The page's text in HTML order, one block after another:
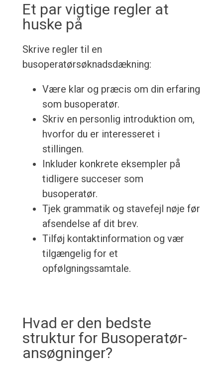
Et par vigtige regler at
huske på
Skrive regler til en
busoperatørsøknadsdækning:
Være klar og præcis om din erfaring
som busoperatør.
Skriv en personlig introduktion om,
hvorfor du er interesseret i
stillingen.
Inkluder konkrete eksempler på
tidligere succeser som
busoperatør.
Tjek grammatik og stavefejl nøje før
afsendelse af dit brev.
Tilføj kontaktinformation og vær
tilgængelig for et
opfølgningssamtale.
Hvad er den bedste
struktur for Busoperatør-
ansøgninger?